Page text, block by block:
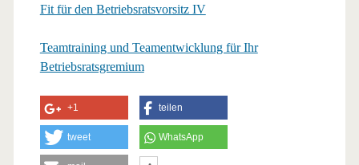
Fit für den Betriebsratsvorsitz IV
Teamtraining und Teamentwicklung für Ihr
Betriebsratsgremium
+1 teilen
tweet WhatsApp